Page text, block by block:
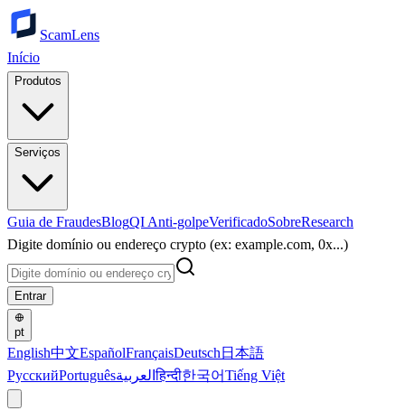
ScamLens
Início
Produtos
Serviços
Guia de FraudesBlogQI Anti-golpeVerificadoSobreResearch
Digite domínio ou endereço crypto (ex: example.com, 0x...)
Entrar
pt
English中文EspañolFrançaisDeutsch 日本語
РусскийPortuguêsالعربيةहिन्दी한국어Tiếng Việt